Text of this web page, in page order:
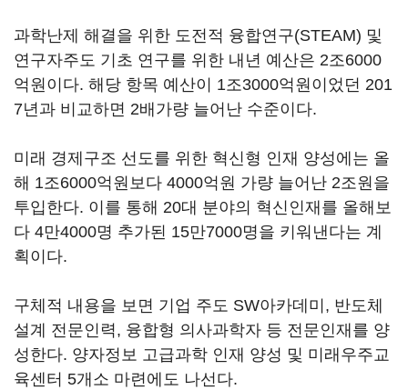
과학난제 해결을 위한 도전적 융합연구(STEAM) 및
연구자주도 기초 연구를 위한 내년 예산은 2조6000
억원이다. 해당 항목 예산이 1조3000억원이었던 201
7년과 비교하면 2배가량 늘어난 수준이다.
미래 경제구조 선도를 위한 혁신형 인재 양성에는 올
해 1조6000억원보다 4000억원 가량 늘어난 2조원을
투입한다. 이를 통해 20대 분야의 혁신인재를 올해보
다 4만4000명 추가된 15만7000명을 키워낸다는 계
획이다.
구체적 내용을 보면 기업 주도 SW아카데미, 반도체
설계 전문인력, 융합형 의사과학자 등 전문인재를 양
성한다. 양자정보 고급과학 인재 양성 및 미래우주교
육센터 5개소 마련에도 나선다.